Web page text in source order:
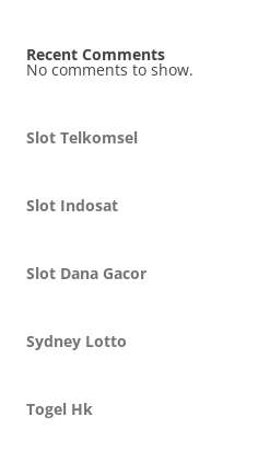
Recent Comments
No comments to show.
Slot Telkomsel
Slot Indosat
Slot Dana Gacor
Sydney Lotto
Togel Hk